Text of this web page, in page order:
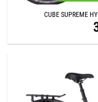
CUBE SUPREME